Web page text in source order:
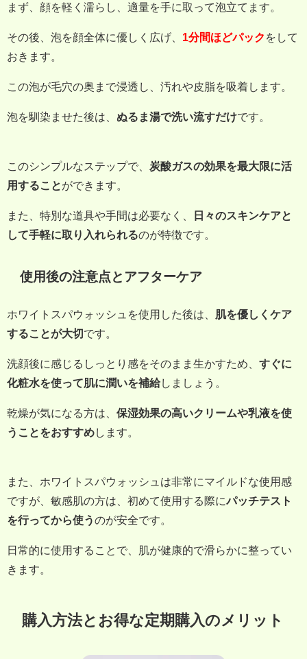
まず、顔を軽く濡らし、適量を手に取って泡立てます。
その後、泡を顔全体に優しく広げ、 1分間ほどパック をして
おきます。
この泡が毛穴の奥まで浸透し、汚れや皮脂を吸着します。
泡を馴染ませた後は、 ぬるま湯で洗い流すだけです。
このシンプルなステップで、 炭酸ガスの効果を最大限に活
用することができます。
また、特別な道具や手間は必要なく、
日々のスキンケアと
して手軽に取り入れられるのが特徴です。
使用後の注意点とアフターケア
ホワイトスパウォッシュを使用した後は、
肌を優しくケア
することが大切 です。
洗顔後に感じるしっとり感をそのまま生かすため、 すぐに
化粧水を使って肌に潤いを補給しましょう。
乾燥が気になる方は、 保湿効果の高いクリームや乳液を使
うことをおすすめします。
また、ホワイトスパウォッシュは非常にマイルドな使用感
ですが、敏感肌の方は、初めて使用する際にパッチテスト
を行ってから使うのが安全です。
日常的に使用することで、肌が健康的で滑らかに整ってい
きます。
購入方法とお得な定期購入のメリット